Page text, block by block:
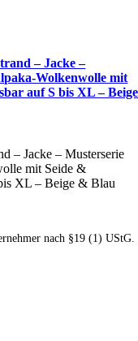
– Jacke –
Wolkenwolle mit
auf S bis XL – Beige
– Jacke – Musterserie
mit Seide &
XL – Beige & Blau
nach §19 (1) UStG.